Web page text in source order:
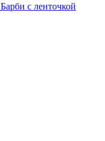
Барби с ленточкой